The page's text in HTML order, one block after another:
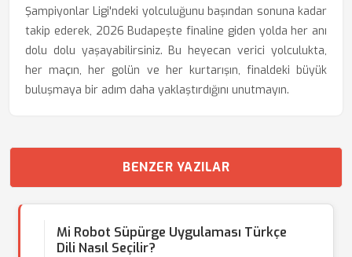
Şampiyonlar Ligi'ndeki yolculuğunu başından sonuna kadar
takip ederek, 2026 Budapeşte finaline giden yolda her anı
dolu dolu yaşayabilirsiniz. Bu heyecan verici yolculukta,
her maçın, her golün ve her kurtarışın, finaldeki büyük
buluşmaya bir adım daha yaklaştırdığını unutmayın.
BENZER YAZILAR
Mi Robot Süpürge Uygulaması Türkçe
Dili Nasıl Seçilir?